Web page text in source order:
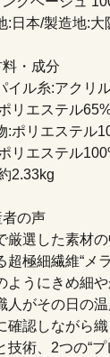
:日本/製造地:大
・成分
イル糸:アクリ
リエステル
:ポリエステル
リエステル
2.33kg
の声
厳選した素材
超極細繊維“メラ
ようにきめ細
人がその日の
確認しながら
技術、2つの“